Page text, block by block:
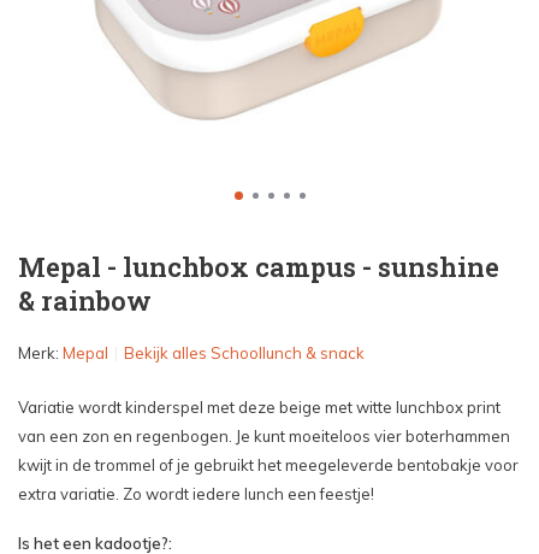
Mepal - lunchbox campus - sunshine
& rainbow
Merk: Mepal Bekijk alles Schoollunch & snack
Variatie wordt kinderspel met deze beige met witte lunchbox print
van een zon en regenbogen. Je kunt moeiteloos vier boterhammen
kwijt in de trommel of je gebruikt het meegeleverde bentobakje voor
extra variatie. Zo wordt iedere lunch een feestje!
Is het een kadootje?: